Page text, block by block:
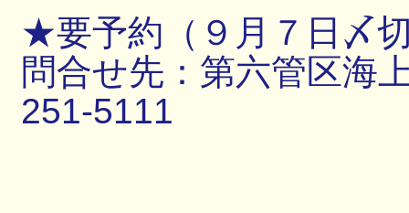
★要予約（９月７日〆
問合せ先：第六管区海
251-5111